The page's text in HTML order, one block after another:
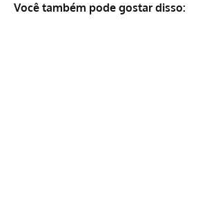
Você também pode gostar disso: